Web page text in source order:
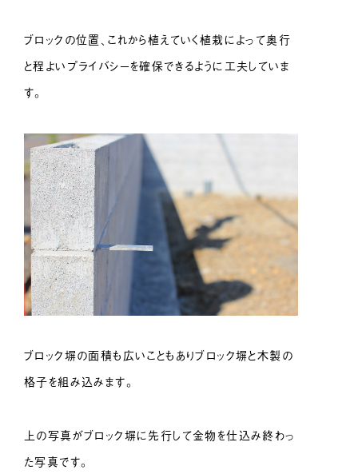
ブロックの位置、これから植えていく植栽によって奥行
と程よいプライバシーを確保できるように工夫していま
す。
ブロック塀の面積も広いこともありブロック塀と木製の
格子を組み込みます。
上の写真がブロック塀に先行して金物を仕込み終わっ
た写真です。